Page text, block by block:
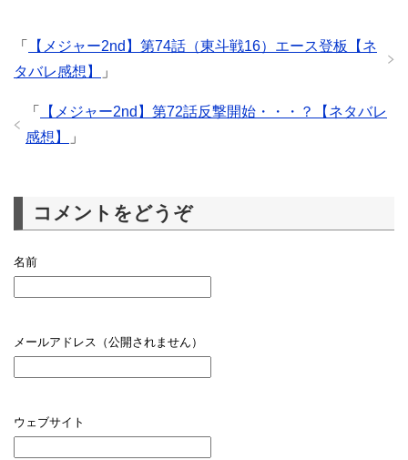
「
【メジャー2nd】第74話（東斗戦16）エース登板【ネ
タバレ感想】
」
「
【メジャー2nd】第72話反撃開始・・・？【ネタバレ
感想】
」
コメントをどうぞ
名前
メールアドレス（公開されません）
ウェブサイト